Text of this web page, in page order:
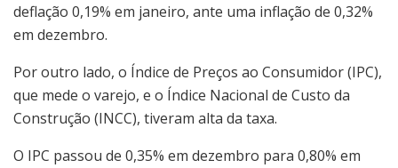
deflação 0,19% em janeiro, ante uma inflação de 0,32%
em dezembro.
Por outro lado, o Índice de Preços ao Consumidor (IPC),
que mede o varejo, e o Índice Nacional de Custo da
Construção (INCC), tiveram alta da taxa.
O IPC passou de 0,35% em dezembro para 0,80% em